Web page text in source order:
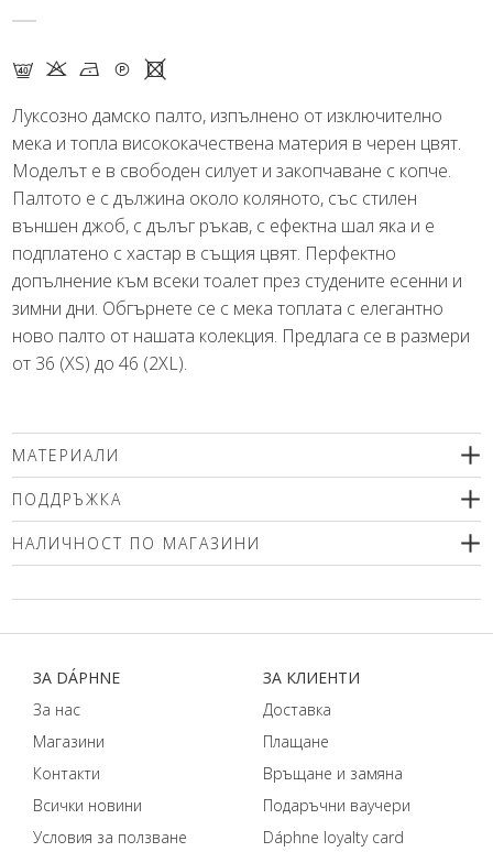
F K N Q X
Луксозно дамско палто, изпълнено от изключително
мека и топла висококачествена материя в черен цвят.
Моделът е в свободен силует и закопчаване с копче.
Палтото е с дължина около коляното, със стилен
външен джоб, с дълъг ръкав, с ефектна шал яка и е
подплатено с хастар в същия цвят. Перфектно
допълнение към всеки тоалет през студените есенни и
зимни дни. Обгърнете се с мека топлата с елегантно
ново палто от нашата колекция. Предлага се в размери
от 36 (XS) до 46 (2XL).
МАТЕРИАЛИ
подплата 100% полиестер
ПОДДРЪЖКА
центрофугиране или химическо чистене. Използвайте меки
перилни препарати без избелващи компоненти или
НАЛИЧНОСТ ПО МАГАЗИНИ
ЗA DÁPHNЕ
За нас
Магазини
Контакти
Всички новини
Условия за ползване
ЗA КЛИЕНТИ
Доставка
Плащане
Връщане и замяна
Подаръчни ваучери
Dáphnе loyalty card